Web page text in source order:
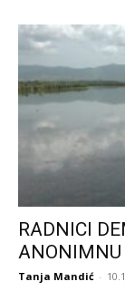
RADNICI
ANONIMNU
Tanja Mandić -